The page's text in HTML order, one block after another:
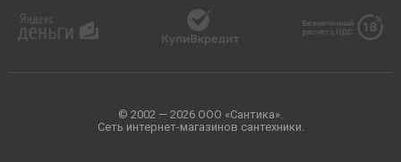
© 2002 — 2026 ООО «Сантика».
Сеть интернет-магазинов сантехники.